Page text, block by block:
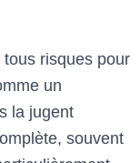
risques pour
un
la jugent
souvent